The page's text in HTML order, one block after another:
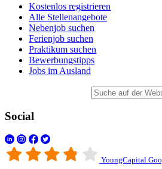
Kostenlos registrieren
Alle Stellenangebote
Nebenjob suchen
Ferienjob suchen
Praktikum suchen
Bewerbungstipps
Jobs im Ausland
Social
YoungCapital